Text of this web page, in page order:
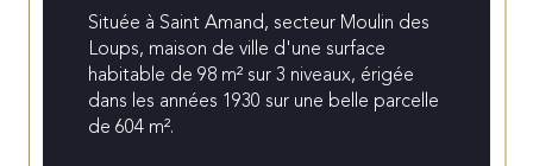
Située à Saint Amand, secteur Moulin des
Loups, maison de ville d'une surface
habitable de 98 m² sur 3 niveaux, érigée
dans les années 1930 sur une belle parcelle
de 604 m².